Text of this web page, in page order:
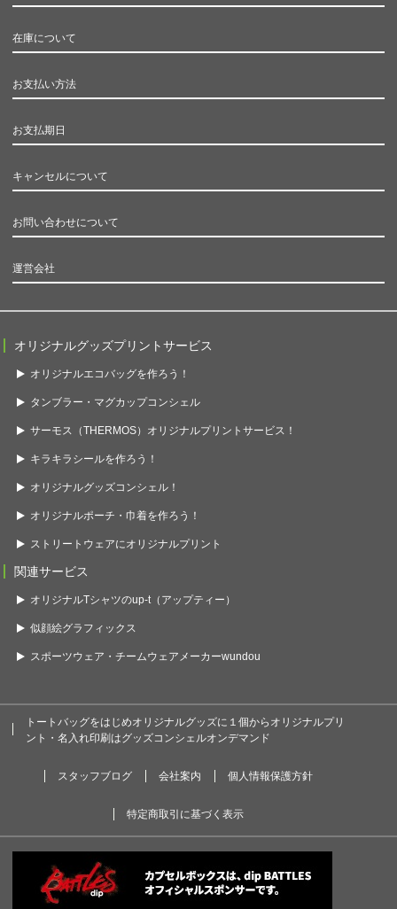
在庫について
お支払い方法
お支払期日
キャンセルについて
お問い合わせについて
運営会社
オリジナルグッズプリントサービス
オリジナルエコバッグを作ろう！
タンブラー・マグカップコンシェル
サーモス（THERMOS）オリジナルプリントサービス！
キラキラシールを作ろう！
オリジナルグッズコンシェル！
オリジナルポーチ・巾着を作ろう！
ストリートウェアにオリジナルプリント
関連サービス
オリジナルTシャツのup-t（アップティー）
似顔絵グラフィックス
スポーツウェア・チームウェアメーカーwundou
トートバッグをはじめオリジナルグッズに１個からオリジナルプリ
ント・名入れ印刷はグッズコンシェルオンデマンド
スタッフブログ 会社案内 個人情報保護方針
特定商取引に基づく表示